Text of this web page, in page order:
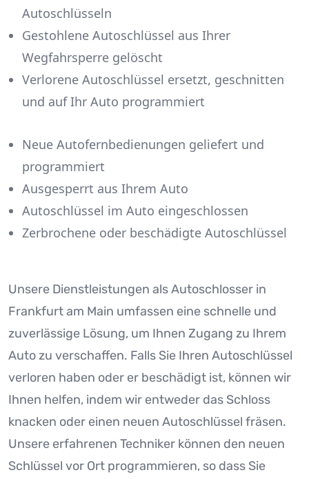
Autoschlüsseln
Gestohlene Autoschlüssel aus Ihrer
Wegfahrsperre gelöscht
Verlorene Autoschlüssel ersetzt, geschnitten
und auf Ihr Auto programmiert
Neue Autofernbedienungen geliefert und
programmiert
Ausgesperrt aus Ihrem Auto
Autoschlüssel im Auto eingeschlossen
Zerbrochene oder beschädigte Autoschlüssel
Unsere Dienstleistungen als Autoschlosser in
Frankfurt am Main umfassen eine schnelle und
zuverlässige Lösung, um Ihnen Zugang zu Ihrem
Auto zu verschaffen. Falls Sie Ihren Autoschlüssel
verloren haben oder er beschädigt ist, können wir
Ihnen helfen, indem wir entweder das Schloss
knacken oder einen neuen Autoschlüssel fräsen.
Unsere erfahrenen Techniker können den neuen
Schlüssel vor Ort programmieren, so dass Sie